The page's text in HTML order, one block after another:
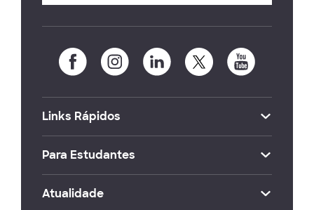
Links Rápidos
Para Estudantes
Atualidade